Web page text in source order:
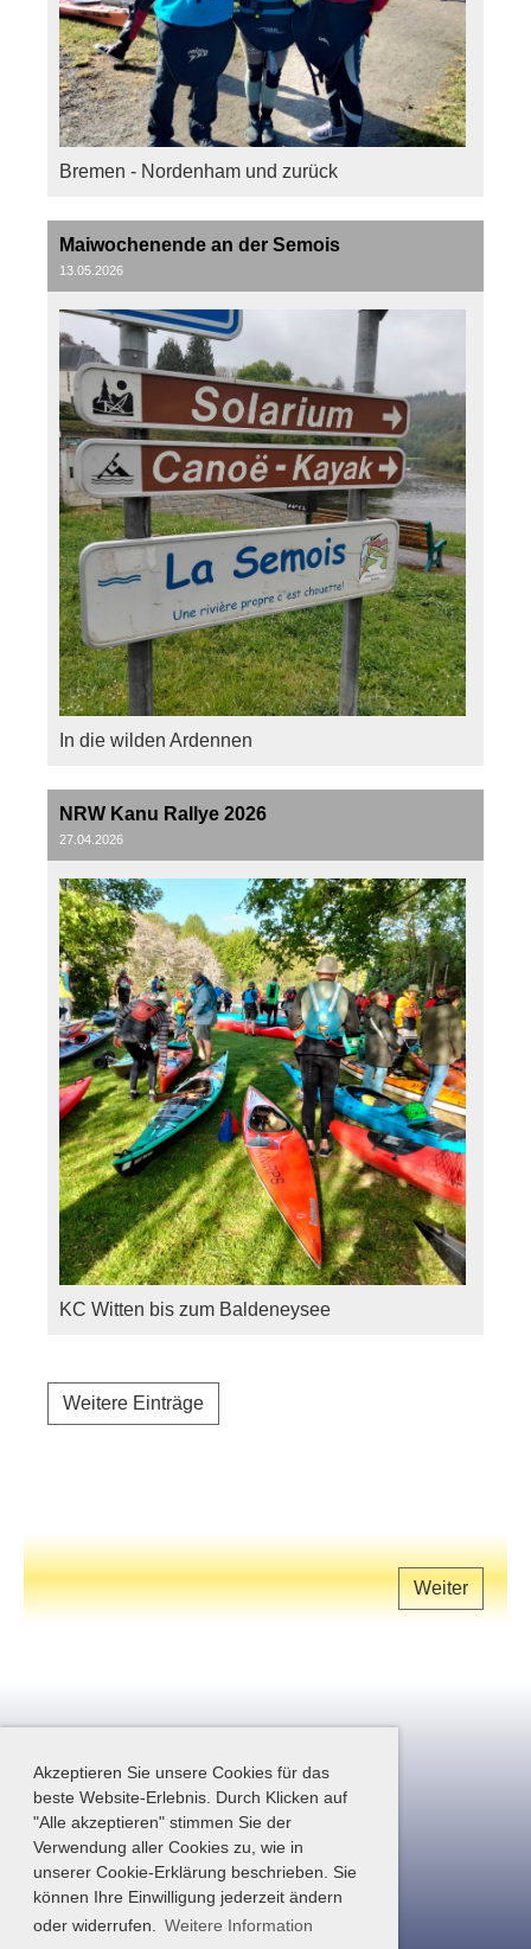
Akzeptieren Sie unsere Cookies für das
beste Website-Erlebnis. Durch Klicken auf
"Alle akzeptieren" stimmen Sie der
Verwendung aller Cookies zu, wie in
unserer Cookie-Erklärung beschrieben. Sie
können Ihre Einwilligung jederzeit ändern
oder widerrufen.
Weitere Information
Bremen - Nordenham und zurück
Maiwochenende an der Semois
13.05.2026
In die wilden Ardennen
NRW Kanu Rallye 2026
27.04.2026
KC Witten bis zum Baldeneysee
Weitere Einträge
Weiter
Impressum
Datenschutz
Haftungsausschluss